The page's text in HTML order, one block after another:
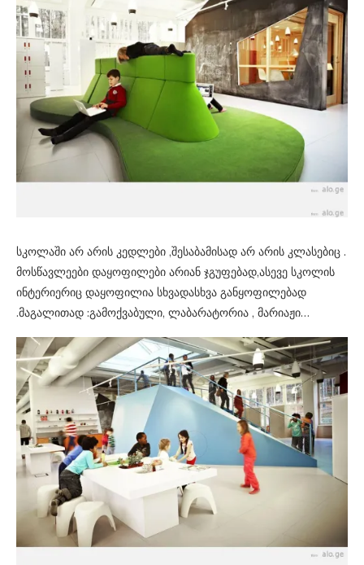
სკოლაში არ არის კედლები ,შესაბამისად არ არის კლასებიც .
მოსწავლეები დაყოფილები არიან ჯგუფებად,ასევე სკოლის
ინტერიერიც დაყოფილია სხვადასხვა განყოფილებად
.მაგალითად :გამოქვაბული, ლაბარატორია , მარიაჟი…